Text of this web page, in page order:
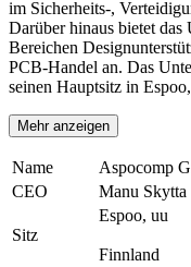
im Sicherheits-,
Darüber hinaus bietet das
Bereichen
PCB-Handel an. Das
seinen Hauptsitz in
Mehr anzeigen
Name
Aspocomp
CEO
Manu Skytta
Sitz
Espoo, uu
Finnland